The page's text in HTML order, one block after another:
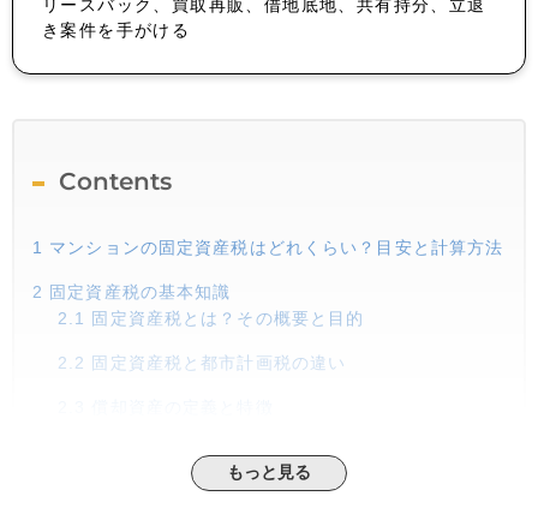
リースバック、買取再販、借地底地、共有持分、立退
き案件を手がける
Contents
1 マンションの固定資産税はどれくらい？目安と計算方法
2 固定資産税の基本知識
2.1
固定資産税とは？その概要と目的
2.2 固定資産税と都市計画税の違い
固定資産税の使い道と地域への影響
マンションの固定資産税の計算方法と目安
もっと見る